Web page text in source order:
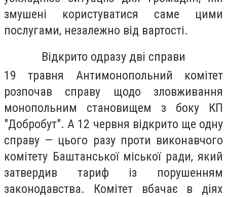
змушені користуватися саме цими
послугами, незалежно від вартості.
Відкрито одразу дві справи
19 травня Антимонопольний комітет
розпочав справу щодо зловживання
монопольним становищем з боку КП
"Добробут". А 12 червня відкрито ще одну
справу — цього разу проти виконавчого
комітету Баштанської міської ради, який
затвердив тариф із порушенням
законодавства. Комітет вбачає в діях